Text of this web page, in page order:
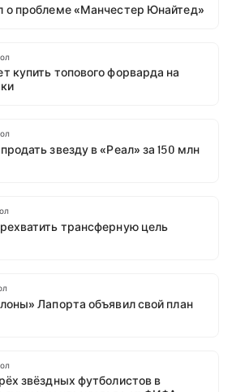
о проблеме «Манчестер Юнайтед»
купить топового форварда на
звезду в «Реал» за 150 млн
трансферную цель
Лапорта объявил свой план
звёздных футболистов в